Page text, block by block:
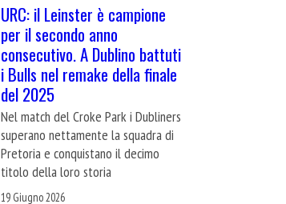
URC: il Leinster è campione
per il secondo anno
consecutivo. A Dublino battuti
i Bulls nel remake della finale
del 2025
Nel match del Croke Park i Dubliners
superano nettamente la squadra di
Pretoria e conquistano il decimo
titolo della loro storia
19 Giugno 2026